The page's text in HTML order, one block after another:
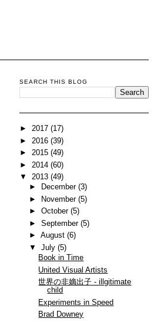
SEARCH THIS BLOG
► 2017 (17)
► 2016 (39)
► 2015 (49)
► 2014 (60)
▼ 2013 (49)
►
December (3)
►
November (5)
► October (5)
► September (5)
► August (6)
▼ July (5)
Book in Time
United Visual Artists
世界の非嫡出子 - illgitimate
child
Experiments in Speed
Brad Downey